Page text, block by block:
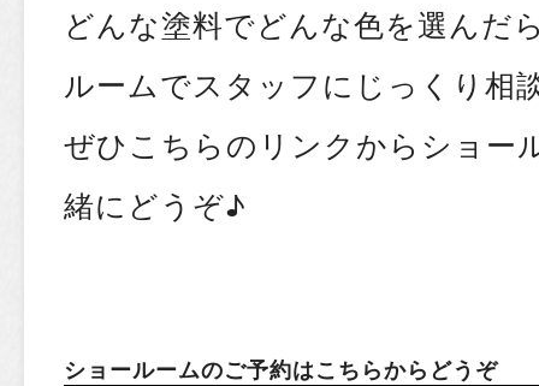
どんな塗料でどんな色を選んだ
ルームでスタッフにじっくり相
ぜひこちらのリンクからショー
緒にどうぞ♪
ショールームのご予約はこちらからどうぞ